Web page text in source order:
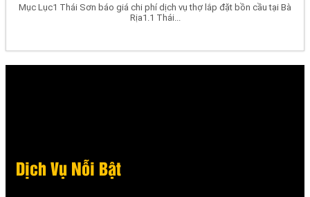
Mục Lục1 Thái Sơn báo giá chi phí dịch vụ thợ lắp đặt bồn cầu tại Bà
Rịa1.1 Thái...
Dịch Vụ Nỗi Bật